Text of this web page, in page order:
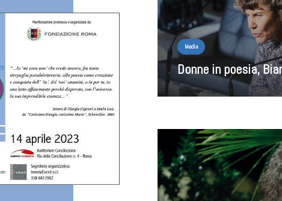
Media
Donne in poesia,